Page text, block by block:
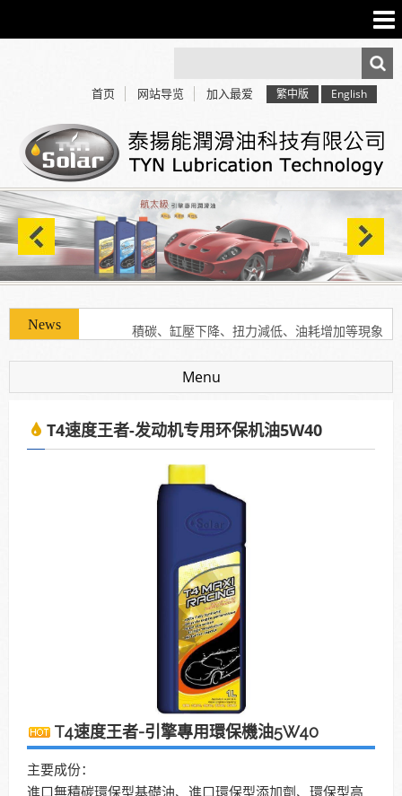
首页 网站导览 繁中版 English
加入最爱
積碳、缸壓下降、扭力減低、油耗增加等現象
使用「泰揚能」可有效解決車輛經年使用後產生引擎
積碳、缸壓下降、扭力減低、油耗增加等現象
Menu
T4速度王者-发动机专用环保机油5W40
主要成份：
進口無積碳環保型基礎油、進口環保型添加劑、環保型高